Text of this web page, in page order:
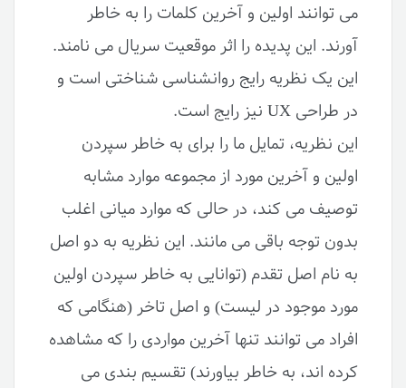
می توانند اولین و آخرین کلمات را به خاطر
آورند. این پدیده را اثر موقعیت سریال می نامند.
این یک نظریه رایج روانشناسی شناختی است و
در طراحی UX نیز رایج است.
این نظریه، تمایل ما را برای به خاطر سپردن
اولین و آخرین مورد از مجموعه موارد مشابه
توصیف می کند، در حالی که موارد میانی اغلب
بدون توجه باقی می مانند. این نظریه به دو اصل
به نام اصل تقدم (توانایی به خاطر سپردن اولین
مورد موجود در لیست) و اصل تاخر (هنگامی که
افراد می توانند تنها آخرین مواردی را که مشاهده
کرده اند، به خاطر بیاورند) تقسیم بندی می